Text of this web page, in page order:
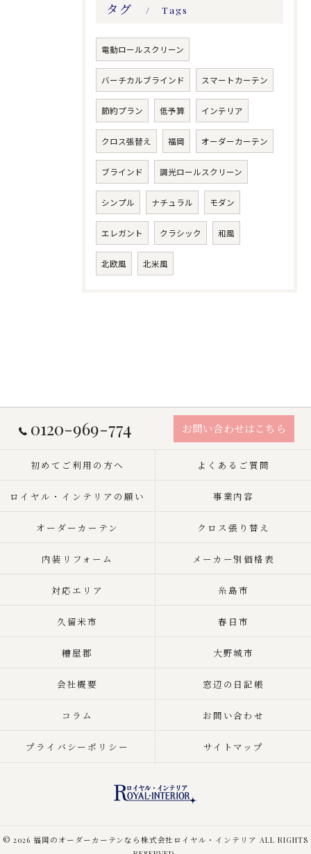
タグ Tags
電動ロールスクリーン
バーチカルブラインド スマートカーテン
節約プラン 低予算 インテリア
クロス張替え 福岡 オーダーカーテン
ブラインド 調光ロールスクリーン
シンプル ナチュラル モダン
エレガント クラシック 和風
北欧風 北米風
0120-969-774 お問い合わせはこちら
初めてご利用の方へ よくあるご質問
ロイヤル・インテリアの願い 事業内容
オーダーカーテン クロス張り替え
内装リフォーム メーカー別価格表
対応エリア 糸島市
久留米市 春日市
糟屋郡 大野城市
会社概要 窓辺の日記帳
コラム お問い合わせ
プライバシーポリシー サイトマップ
© 2026 福岡のオーダーカーテンなら株式会社ロイヤル・インテリア ALL RIGHTS